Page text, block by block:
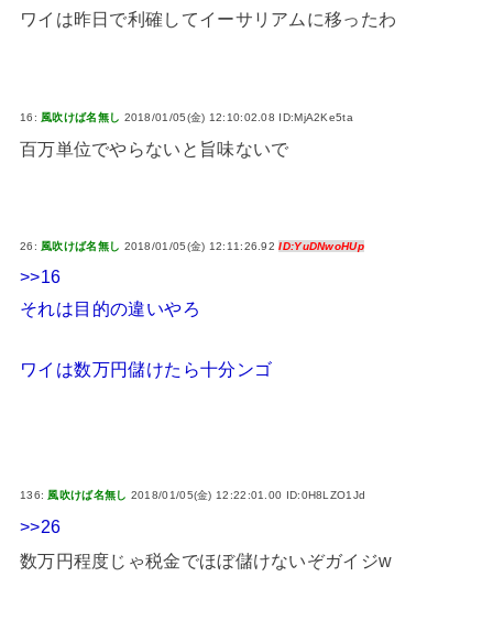
ワイは昨日で利確してイーサリアムに移ったわ
16: 風吹けば名無し 2018/01/05(金) 12:10:02.08 ID:MjA2Ke5ta
百万単位でやらないと旨味ないで
26: 風吹けば名無し 2018/01/05(金) 12:11:26.92ID:YuDNwoHUp
>>16
それは目的の違いやろ
ワイは数万円儲けたら十分ンゴ
136: 風吹けば名無し 2018/01/05(金) 12:22:01.00 ID:0H8LZO1Jd
>>26
数万円程度じゃ税金でほぼ儲けないぞガイジw